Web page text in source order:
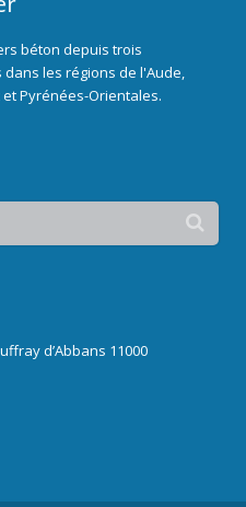
béton depuis trois
les régions de l'Aude,
Pyrénées-Orientales.
d’Abbans 11000